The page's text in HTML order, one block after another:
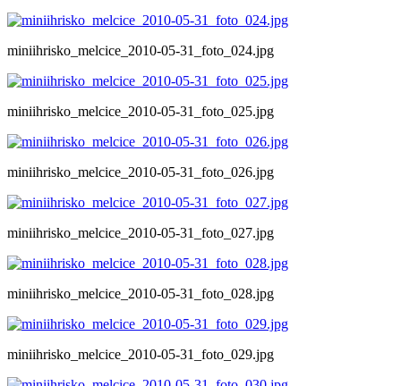
miniihrisko_melcice_2010-05-31_foto_024.jpg
miniihrisko_melcice_2010-05-31_foto_025.jpg
miniihrisko_melcice_2010-05-31_foto_026.jpg
miniihrisko_melcice_2010-05-31_foto_027.jpg
miniihrisko_melcice_2010-05-31_foto_028.jpg
miniihrisko_melcice_2010-05-31_foto_029.jpg